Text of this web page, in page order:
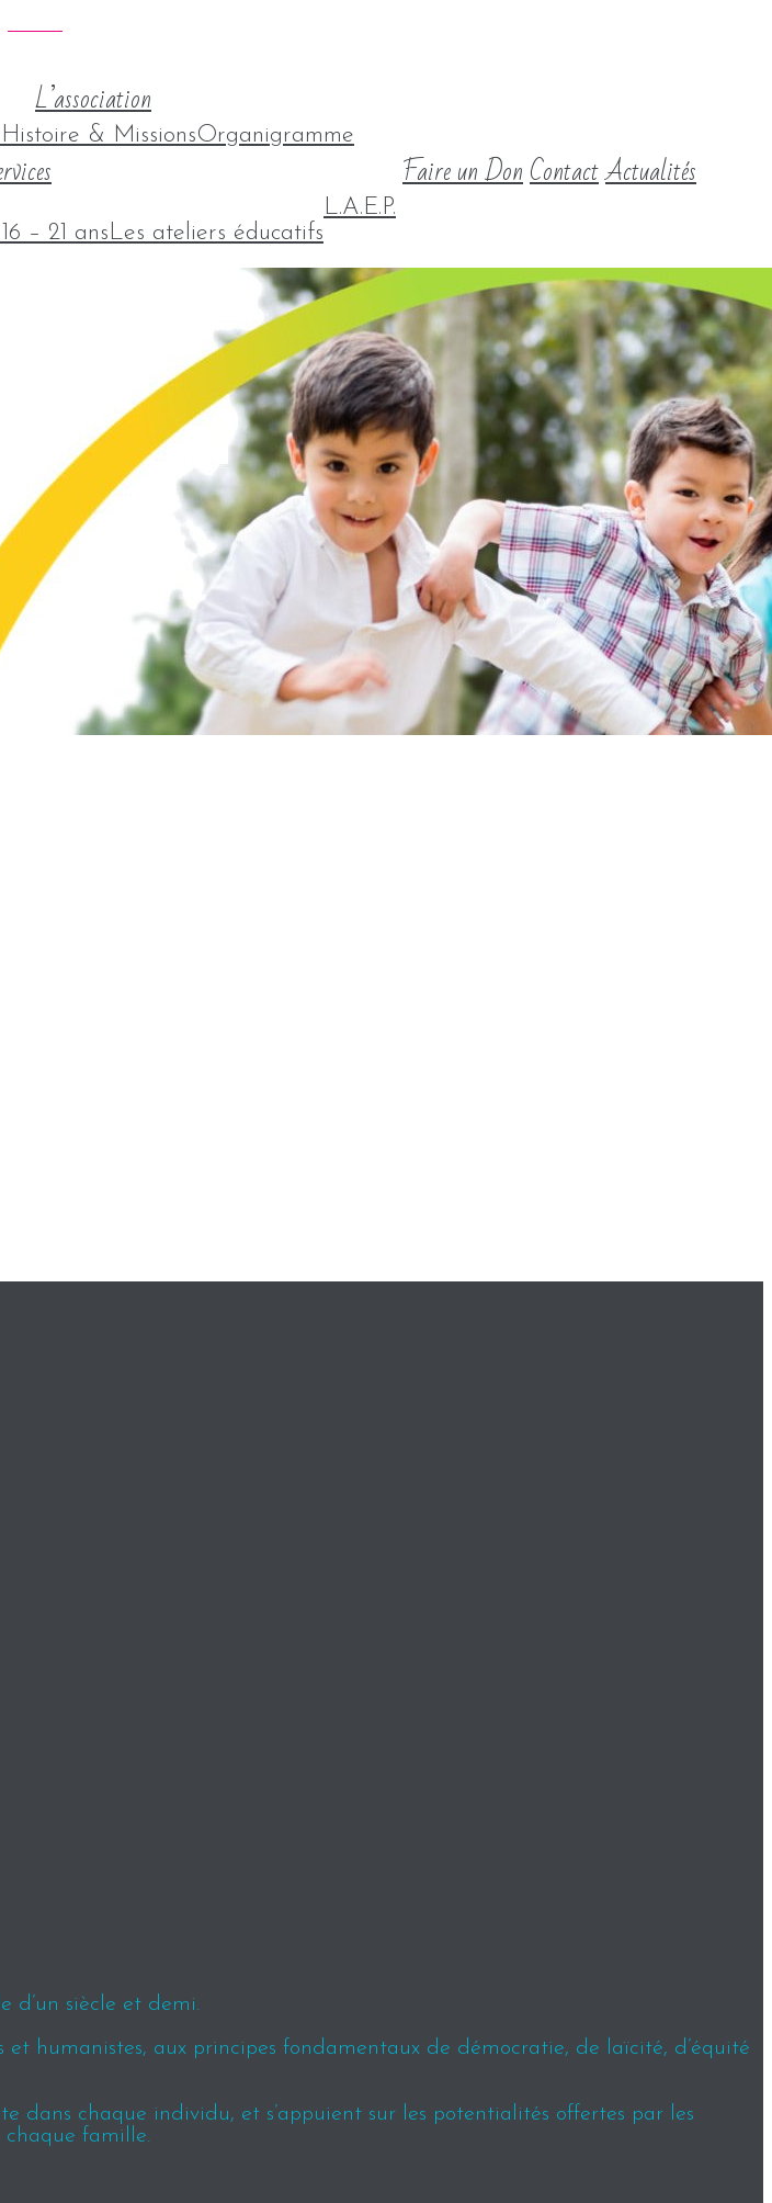
L’association
Histoire & MissionsOrganigramme
– 21 ansLes ateliers éducatifs
L.A.E.P.
Faire un DonContactActualités
d’un siècle et demi.
humanistes, aux principes fondamentaux de démocratie, de laïcité, d’équité
dans chaque individu, et s’appuient sur les potentialités offertes par les
chaque famille.